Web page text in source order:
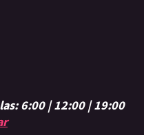
6:00 | 12:00 | 19:00